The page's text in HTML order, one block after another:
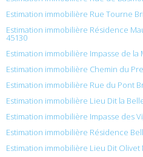
Estimation immobilière Rue Tourne
Estimation immobilière Résidence
45130
Estimation immobilière Impasse de
Estimation immobilière Chemin du
Estimation immobilière Rue du Pont
Estimation immobilière Lieu Dit la
Estimation immobilière Impasse des
Estimation immobilière Résidence
Estimation immobilière Lieu Dit